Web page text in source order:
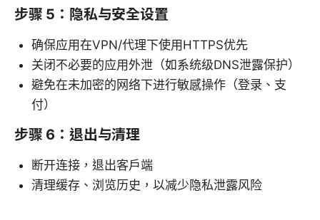
步骤 5：隐私与安全设置
确保应用在VPN/代理下使用HTTPS优先
关闭不必要的应用外泄（如系统级DNS泄露保护）
避免在未加密的网络下进行敏感操作（登录、支
付）
步骤 6：退出与清理
断开连接，退出客户端
清理缓存、浏览历史，以减少隐私泄露风险